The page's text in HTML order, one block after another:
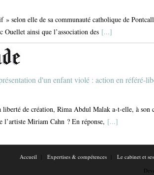
» selon elle de sa communauté catholique de
Ouellet ainsi que l’association des [...]
d'un enfant violé : action en référé-
de création, Rima Abdul Malak a-t-elle, à
l’artiste Miriam Cahn ? En réponse, [...]
Accueil Expertises & compétences
Le cabinet et